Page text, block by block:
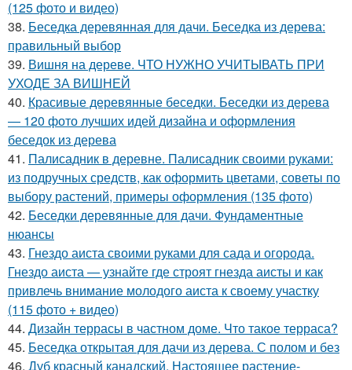
(125 фото и видео)
38. Беседка деревянная для дачи. Беседка из дерева:
правильный выбор
39. Вишня на дереве. ЧТО НУЖНО УЧИТЫВАТЬ ПРИ
УХОДЕ ЗА ВИШНЕЙ
40. Красивые деревянные беседки. Беседки из дерева
— 120 фото лучших идей дизайна и оформления
беседок из дерева
41. Палисадник в деревне. Палисадник своими руками:
из подручных средств, как оформить цветами, советы по
выбору растений, примеры оформления (135 фото)
42. Беседки деревянные для дачи. Фундаментные
нюансы
43. Гнездо аиста своими руками для сада и огорода.
Гнездо аиста — узнайте где строят гнезда аисты и как
привлечь внимание молодого аиста к своему участку
(115 фото + видео)
44. Дизайн террасы в частном доме. Что такое терраса?
45. Беседка открытая для дачи из дерева. С полом и без
46. Дуб красный канадский. Настоящее растение-